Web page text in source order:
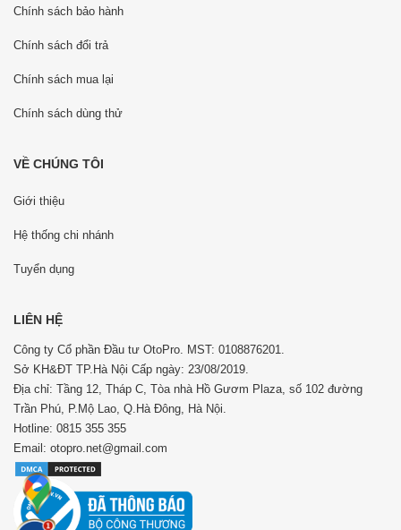
Chính sách bảo hành
Chính sách đổi trả
Chính sách mua lại
Chính sách dùng thử
VỀ CHÚNG TÔI
Giới thiệu
Hệ thống chi nhánh
Tuyển dụng
LIÊN HỆ
Công ty Cổ phần Đầu tư OtoPro. MST: 0108876201.
Sở KH&ĐT TP.Hà Nội Cấp ngày: 23/08/2019.
Địa chỉ: Tầng 12, Tháp C, Tòa nhà Hồ Gươm Plaza, số 102 đường
Trần Phú, P.Mộ Lao, Q.Hà Đông, Hà Nội.
Hotline: 0815 355 355
Email: otopro.net@gmail.com